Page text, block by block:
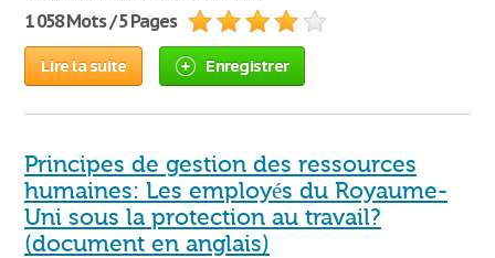
1 058 Mots / 5 Pages
Lire la suite Enregistrer
Principes de gestion des ressources
humaines: Les employés du Royaume-
Uni sous la protection au travail?
(document en anglais)